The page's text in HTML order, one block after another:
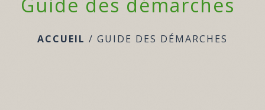
ACCUEIL / GUIDE DES DÉMARCHES